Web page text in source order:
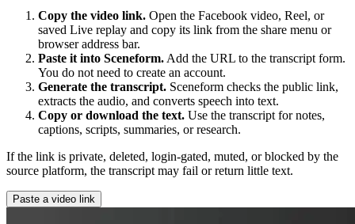
Copy the video link. Open the Facebook video, Reel, or
saved Live replay and copy its link from the share menu or
browser address bar.
Paste it into Sceneform. Add the URL to the transcript form.
You do not need to create an account.
Generate the transcript. Sceneform checks the public link,
extracts the audio, and converts speech into text.
Copy or download the text. Use the transcript for notes,
captions, scripts, summaries, or research.
If the link is private, deleted, login-gated, muted, or blocked by the
source platform, the transcript may fail or return little text.
Paste a video link